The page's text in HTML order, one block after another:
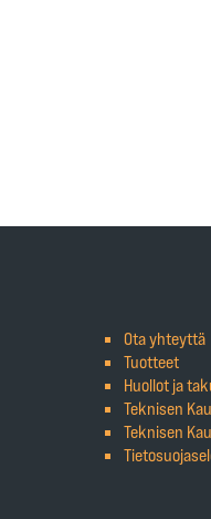
Ota yhteyttä
Tuotteet
Huollot ja
Teknisen
Teknisen